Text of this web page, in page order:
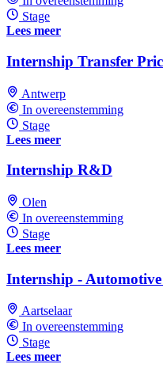
Stage
Lees meer
Internship Transfer
Antwerp
In overeenstemming
Stage
Lees meer
Internship R&D
Olen
In overeenstemming
Stage
Lees meer
Internship -
Aartselaar
In overeenstemming
Stage
Lees meer